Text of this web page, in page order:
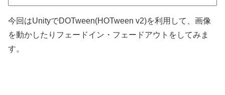
今回はUnityでDOTween(HOTween v2)を利用して、画像
を動かしたりフェードイン・フェードアウトをしてみま
す。